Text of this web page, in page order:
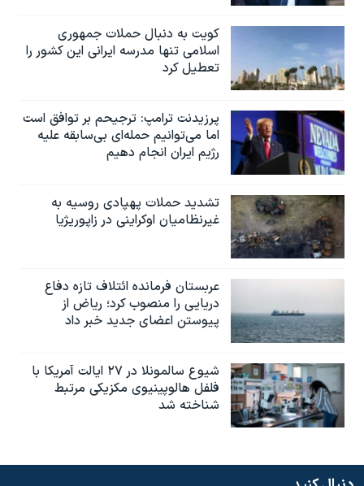
کویت به دنبال حملات جمهوری
اسلامی تنها مدرسه ایرانی این کشور را
تعطیل کرد
پرزیدنت ترامپ: ترجیحم بر توافق است
اما می‌توانیم حمله‌ای بی‌سابقه علیه
رژیم ایران انجام دهیم
تشدید حملات پهپادی روسیه به
غیرنظامیان اوکراینی در زاپوریژیا
عربستان فرمانده ائتلاف تازه دفاع
دریایی را منصوب کرد؛ ریاض از
پیوستن اعضای جدید خبر داد
شیوع سالمونلا در ۲۷ ایالت آمریکا با
فلفل هالوپینیوی مکزیکی مرتبط
شناخته شد